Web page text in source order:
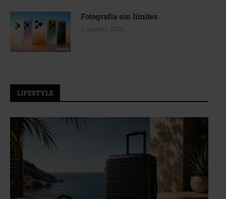
Fotografía sin límites
5 agosto, 2026
LIFESTYLE